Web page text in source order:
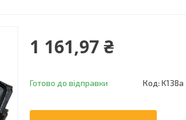
1 161,97 ₴
Готово до відправки Код: K138a